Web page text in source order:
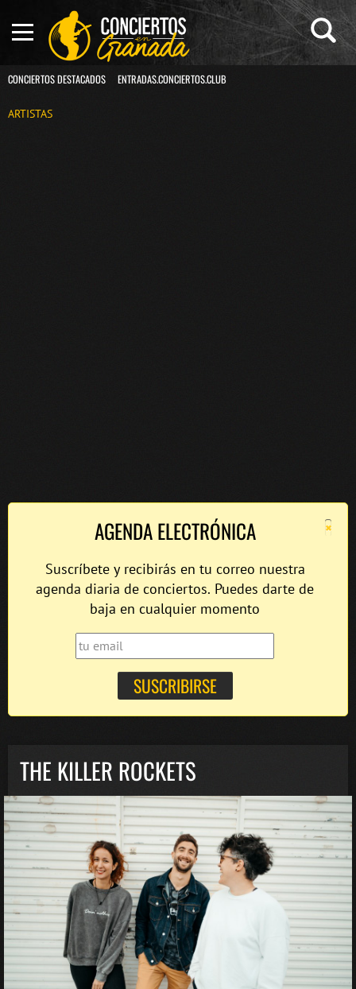
CONCIERTOS DESTACADOS ENTRADAS.CONCIERTOS.CLUB
ARTISTAS
×
AGENDA ELECTRÓNICA
Suscríbete y recibirás en tu correo nuestra
agenda diaria de conciertos. Puedes darte de
baja en cualquier momento
THE KILLER ROCKETS